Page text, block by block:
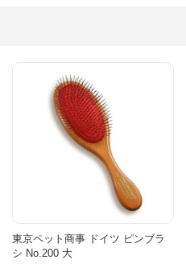
東京ペット商事 ドイツ ピンブラ
シ No.200 大